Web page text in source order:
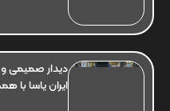
دیدار صمیمی
ایران یاسا با